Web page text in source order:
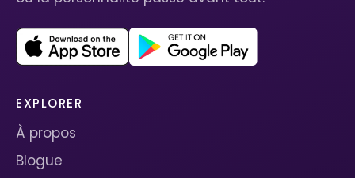
EXPLORER
À propos
Blogue